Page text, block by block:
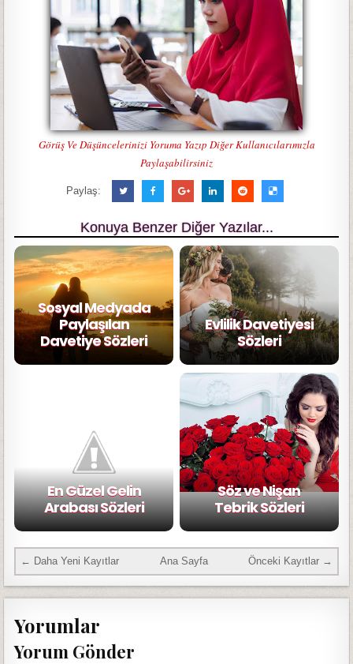
Görüş Ve Düşüncelerinizi Yoruma Yazıp Diğer Kullanıcılarımızla
Paylaşabilirsiniz
Paylaş:
Konuya Benzer Diğer Yazılar...
Sosyal Medyada
Paylaşılan
Davetiye Sözleri
Evlilik Davetiyesi
Sözleri
En Güzel Gelin
Arabası Sözleri
Söz ve Nişan
Tebrik Sözleri
← Daha Yeni Kayıtlar Önceki Kayıtlar →
Ana Sayfa
Yorumlar
Yorum Gönder